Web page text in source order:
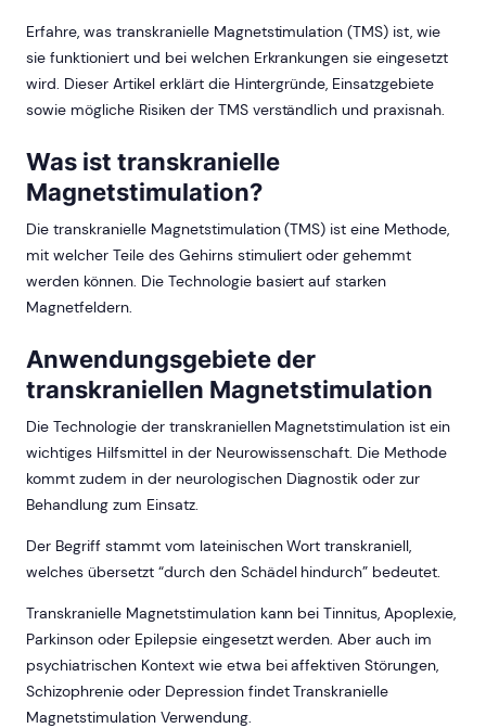
Erfahre, was transkranielle Magnetstimulation (TMS) ist, wie
sie funktioniert und bei welchen Erkrankungen sie eingesetzt
wird. Dieser Artikel erklärt die Hintergründe, Einsatzgebiete
sowie mögliche Risiken der TMS verständlich und praxisnah.
Was ist transkranielle
Magnetstimulation?
Die transkranielle Magnetstimulation (TMS) ist eine Methode,
mit welcher Teile des Gehirns stimuliert oder gehemmt
werden können. Die Technologie basiert auf starken
Magnetfeldern.
Anwendungsgebiete der
transkraniellen Magnetstimulation
Die Technologie der transkraniellen Magnetstimulation ist ein
wichtiges Hilfsmittel in der Neurowissenschaft. Die Methode
kommt zudem in der neurologischen Diagnostik oder zur
Behandlung zum Einsatz.
Der Begriff stammt vom lateinischen Wort transkraniell,
welches übersetzt “durch den Schädel hindurch” bedeutet.
Transkranielle Magnetstimulation kann bei Tinnitus, Apoplexie,
Parkinson oder Epilepsie eingesetzt werden. Aber auch im
psychiatrischen Kontext wie etwa bei affektiven Störungen,
Schizophrenie oder Depression findet Transkranielle
Magnetstimulation Verwendung.